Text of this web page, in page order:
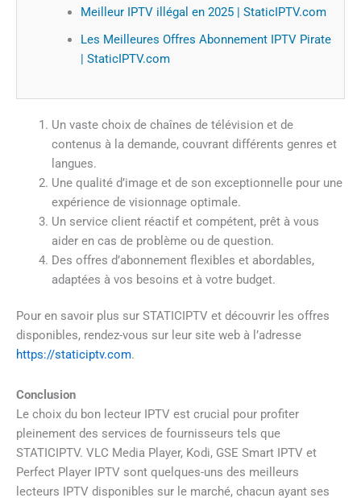
Meilleur IPTV illégal en 2025 | StaticIPTV.com
Les Meilleures Offres Abonnement IPTV Pirate
| StaticIPTV.com
Un vaste choix de chaînes de télévision et de
contenus à la demande, couvrant différents genres et
langues.
Une qualité d’image et de son exceptionnelle pour une
expérience de visionnage optimale.
Un service client réactif et compétent, prêt à vous
aider en cas de problème ou de question.
Des offres d’abonnement flexibles et abordables,
adaptées à vos besoins et à votre budget.
Pour en savoir plus sur STATICIPTV et découvrir les offres
disponibles, rendez-vous sur leur site web à l’adresse
https://staticiptv.com.
Conclusion
Le choix du bon lecteur IPTV est crucial pour profiter
pleinement des services de fournisseurs tels que
STATICIPTV. VLC Media Player, Kodi, GSE Smart IPTV et
Perfect Player IPTV sont quelques-uns des meilleurs
lecteurs IPTV disponibles sur le marché, chacun ayant ses